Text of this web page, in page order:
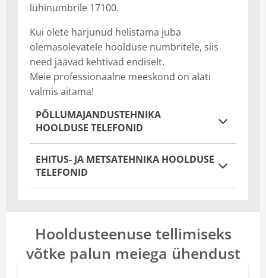
lühinumbrile 17100.
Kui olete harjunud helistama juba
olemasolevatele hoolduse numbritele, siis
need jäävad kehtivad endiselt.
Meie professionaalne meeskond on alati
valmis aitama!
PÕLLUMAJANDUSTEHNIKA
HOOLDUSE TELEFONID
EHITUS- JA METSATEHNIKA HOOLDUSE
TELEFONID
Hooldusteenuse tellimiseks
võtke palun meiega ühendust